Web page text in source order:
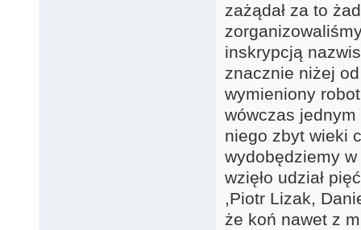
zażądał za to
inskrypcją
znacznie niżej
wymieniony
wówczas jednym
niego zbyt wieki
wydobędziemy
wzięło udział
,Piotr Lizak,
że koń nawet z